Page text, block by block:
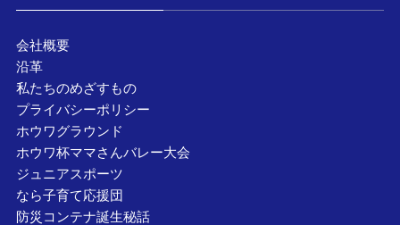
会社概要
沿革
私たちのめざすもの
プライバシーポリシー
ホウワグラウンド
ホウワ杯ママさんバレー大会
ジュニアスポーツ
なら子育て応援団
防災コンテナ誕生秘話